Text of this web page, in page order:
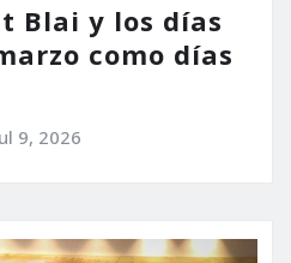
Blai y los días
como días
9, 2026